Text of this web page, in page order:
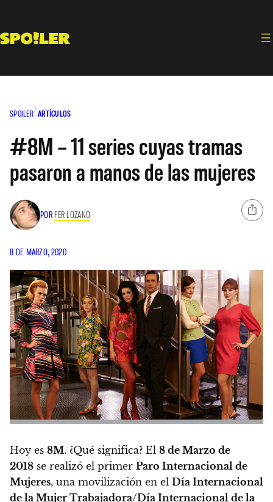
contenido
SPOILER ARTÍCULOS
#8M – 11 series cuyas tramas
pasaron a manos de las mujeres
POR FER LOZANO
8 DE MARZO, 2020
Hoy es 8M. ¿Qué significa? El 8 de Marzo de
2018 se realizó el primer Paro Internacional de
Mujeres, una movilización en el Día Internacional
de la Mujer Trabajadora/Día Internacional de la